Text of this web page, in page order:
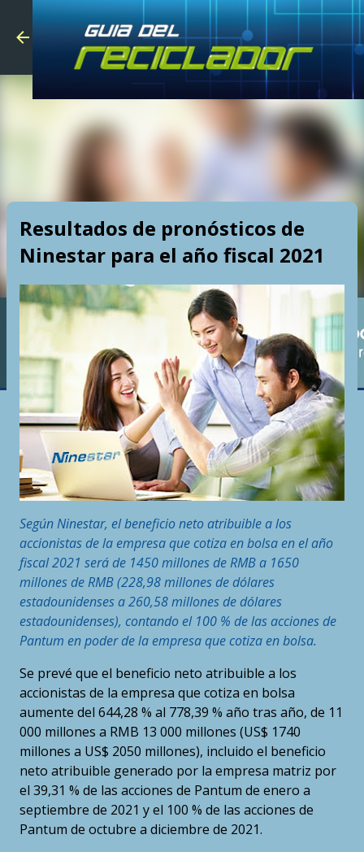
Skip to
Resultados de pronósticos de
Ninestar para el año fiscal 2021
Según Ninestar, el beneficio neto atribuible a los
accionistas de la empresa que cotiza en bolsa en el año
fiscal 2021 será de 1450 millones de RMB a 1650
millones de RMB (228,98 millones de dólares
estadounidenses a 260,58 millones de dólares
estadounidenses), contando el 100 % de las acciones de
Pantum en poder de la empresa que cotiza en bolsa.
Se prevé que el beneficio neto atribuible a los
accionistas de la empresa que cotiza en bolsa
aumente del 644,28 % al 778,39 % año tras año, de 11
000 millones a RMB 13 000 millones (US$ 1740
millones a US$ 2050 millones), incluido el beneficio
neto atribuible generado por la empresa matriz por
el 39,31 % de las acciones de Pantum de enero a
septiembre de 2021 y el 100 % de las acciones de
Pantum de octubre a diciembre de 2021.